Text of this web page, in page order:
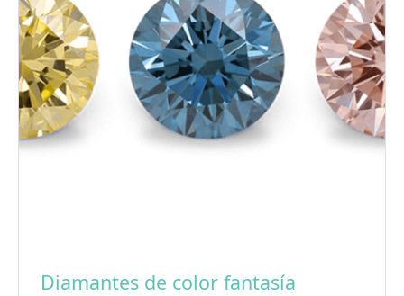
Diamantes de color fantasía